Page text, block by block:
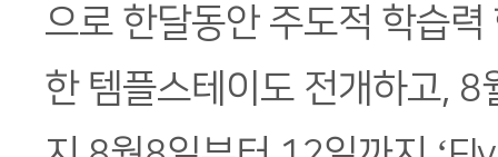
으로 한달동안 주도적 학습
한 템플스테이도 전개하고,